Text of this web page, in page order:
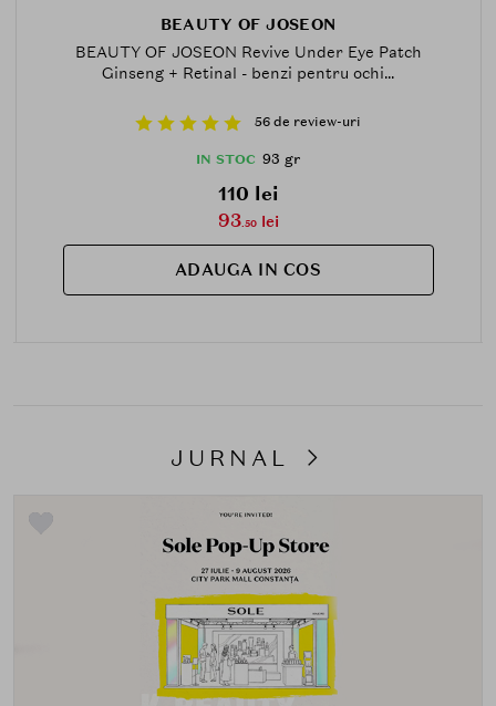
BEAUTY OF JOSEON
BEAUTY OF JOSEON Revive Under Eye Patch
Ginseng + Retinal - benzi pentru ochi...
56 de review-uri
IN STOC 93 gr
110 lei
93.50lei
ADAUGA IN COS
JURNAL